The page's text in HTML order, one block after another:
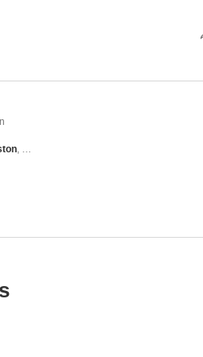
, Ken Olandt